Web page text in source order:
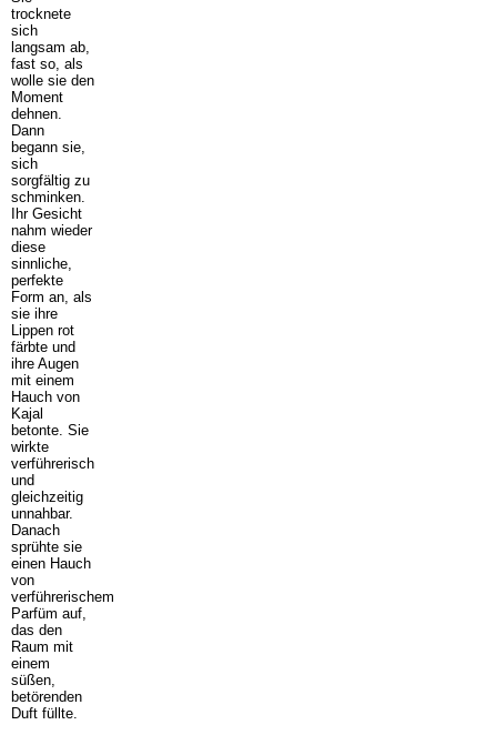
trocknete
sich
langsam ab,
fast so, als
wolle sie den
Moment
dehnen.
Dann
begann sie,
sich
sorgfältig zu
schminken.
Ihr Gesicht
nahm wieder
diese
sinnliche,
perfekte
Form an, als
sie ihre
Lippen rot
färbte und
ihre Augen
mit einem
Hauch von
Kajal
betonte. Sie
wirkte
verführerisch
und
gleichzeitig
unnahbar.
Danach
sprühte sie
einen Hauch
von
verführerischem
Parfüm auf,
das den
Raum mit
einem
süßen,
betörenden
Duft füllte.